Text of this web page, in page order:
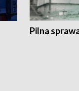
Pilna